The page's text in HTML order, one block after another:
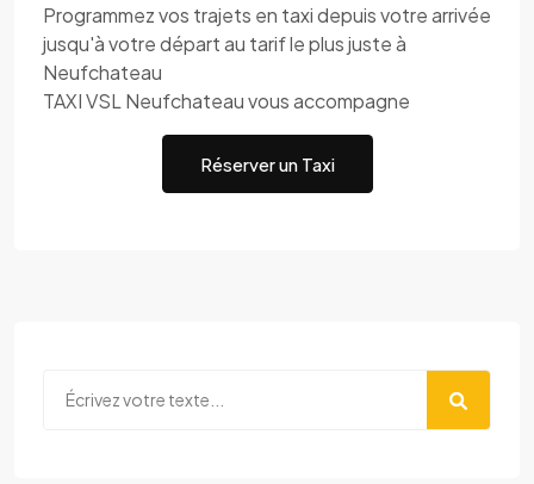
Programmez vos trajets en taxi depuis votre arrivée
jusqu'à votre départ au tarif le plus juste à
Neufchateau
TAXI VSL Neufchateau vous accompagne
Réserver un Taxi